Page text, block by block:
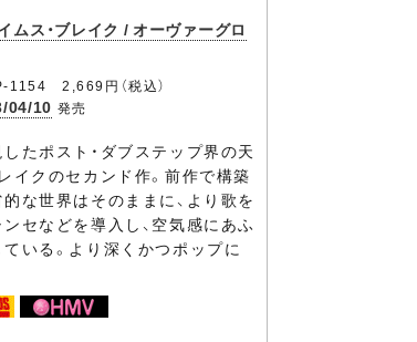
ムス・ブレイク / オーヴァーグロ
1154 2,669円（税込）
04/10 発売
たポスト・ダブステップ界の天
イクのセカンド作。前作で構築
な世界はそのままに、より歌を
セなどを導入し、空気感にあふ
いる。より深くかつポップに